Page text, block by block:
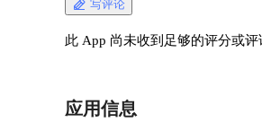
写评论
此 App 尚未收到足够的评分或评
应用信息